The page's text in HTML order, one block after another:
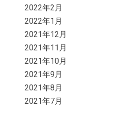
2022年2月
2022年1月
2021年12月
2021年11月
2021年10月
2021年9月
2021年8月
2021年7月